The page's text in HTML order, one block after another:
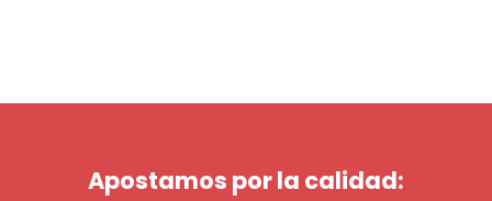
Apostamos por la calidad: